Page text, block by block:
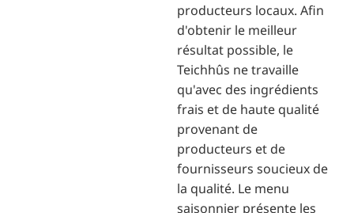
producteurs locaux. Afin
d'obtenir le meilleur
résultat possible, le
Teichhûs ne travaille
qu'avec des ingrédients
frais et de haute qualité
provenant de
producteurs et de
fournisseurs soucieux de
la qualité. Le menu
saisonnier présente les